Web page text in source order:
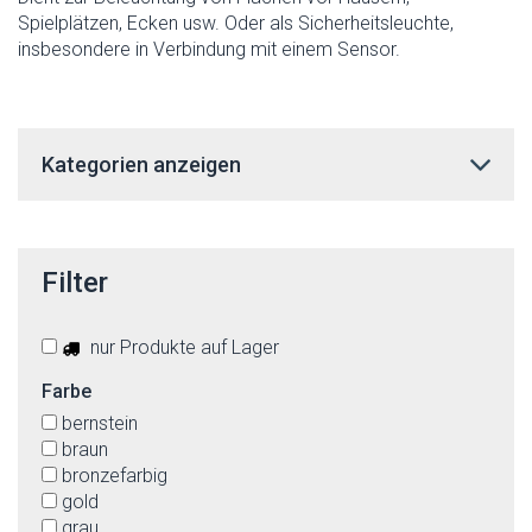
Spielplätzen, Ecken usw. Oder als Sicherheitsleuchte,
insbesondere in Verbindung mit einem Sensor.
Kategorien anzeigen
Filter
nur Produkte auf Lager
Farbe
bernstein
braun
bronzefarbig
gold